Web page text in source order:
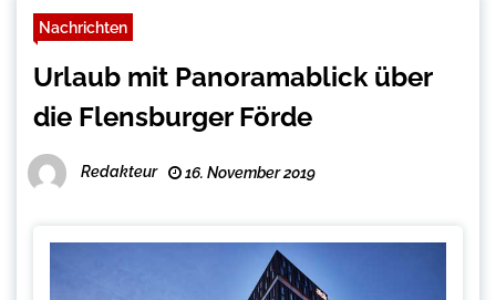
Nachrichten
Urlaub mit Panoramablick über
die Flensburger Förde
Redakteur 16. November 2019